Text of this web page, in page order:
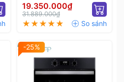
19.350.000₫
31.889.000₫
-25%